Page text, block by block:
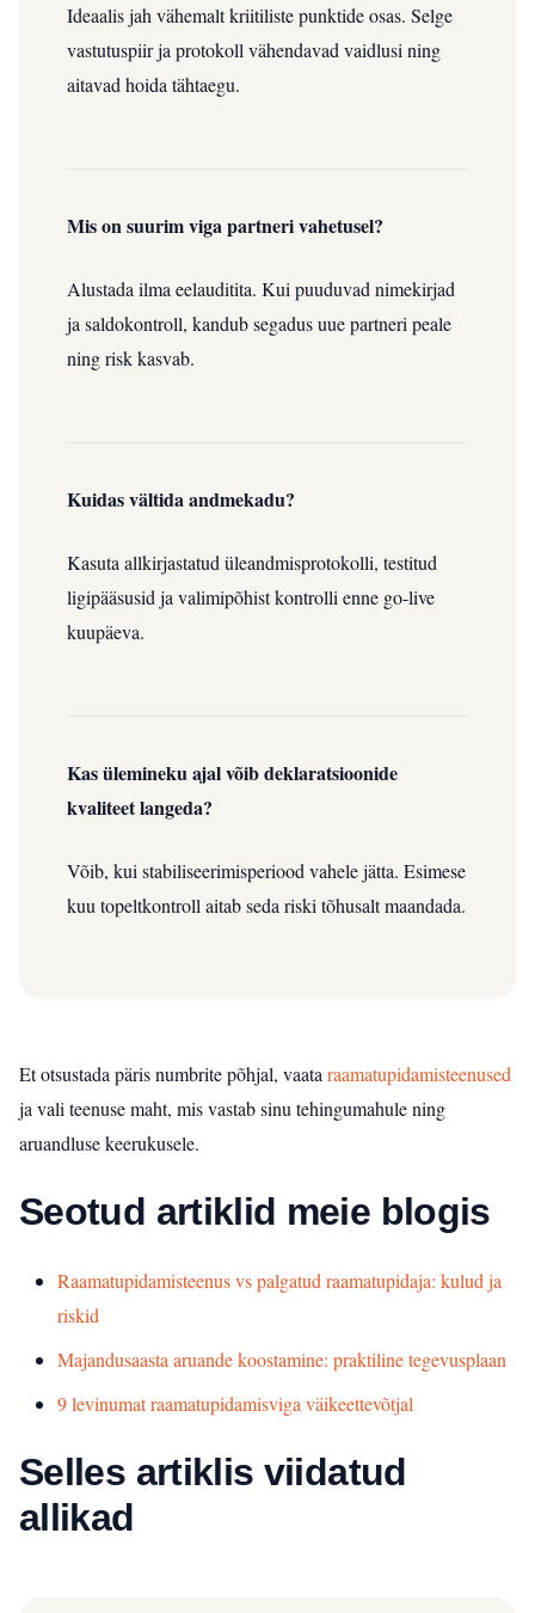
Ideaalis jah vähemalt kriitiliste punktide osas. Selge
vastutuspiir ja protokoll vähendavad vaidlusi ning
aitavad hoida tähtaegu.
Mis on suurim viga partneri vahetusel?
Alustada ilma eelauditita. Kui puuduvad nimekirjad
ja saldokontroll, kandub segadus uue partneri peale
ning risk kasvab.
Kuidas vältida andmekadu?
Kasuta allkirjastatud üleandmisprotokolli, testitud
ligipääsusid ja valimipõhist kontrolli enne go-live
kuupäeva.
Kas ülemineku ajal võib deklaratsioonide
kvaliteet langeda?
Võib, kui stabiliseerimisperiood vahele jätta. Esimese
kuu topeltkontroll aitab seda riski tõhusalt maandada.
Et otsustada päris numbrite põhjal, vaata raamatupidamisteenused
ja vali teenuse maht, mis vastab sinu tehingumahule ning
aruandluse keerukusele.
Seotud artiklid meie blogis
Raamatupidamisteenus vs palgatud raamatupidaja: kulud ja
riskid
Majandusaasta aruande koostamine: praktiline tegevusplaan
9 levinumat raamatupidamisviga väikeettevõtjal
Selles artiklis viidatud
allikad